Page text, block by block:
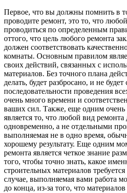
Первое, что вы должны помнить в
проводите ремонт, это то, что
проводиться по определенным
оттого, что цель любого ремонта
должен соответствовать
комнаты. Основным правилом
своих действий, связанных с
материалов. Без точного плана
делать, будет разбросано, и не будет
последовательности проведения
очень много времени и
ваших сил. Также, еще одним
является то, что любой вид
одновременно, а не отдельными
выполняемая не в одно время,
хорошему результату. Еще одним
ремонта является четкое знание
того, чтобы точно знать, какое
строительных материалов
случае, выполняемая вами работа
до конца, из-за того, что